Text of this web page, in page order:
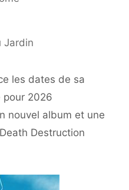
les dates de sa
pour 2026
nouvel album et une
Destruction